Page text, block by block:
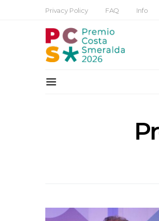
Privacy Policy FAQ Info